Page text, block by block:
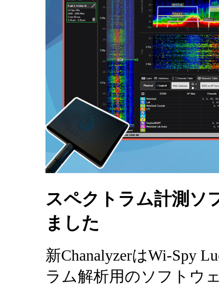
スペクトラム計測ソ
ました
新ChanalyzerはWi-Spy
ラム解析用のソフトウ